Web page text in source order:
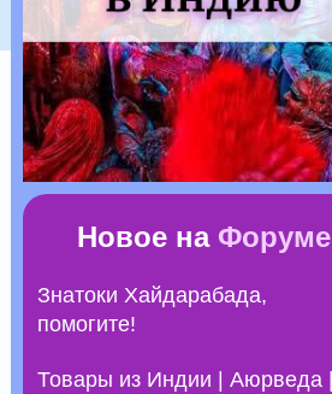
Новое на Форуме
Знатоки Хайдарабада,
помогите!
Товары из Индии | Аюрведа |